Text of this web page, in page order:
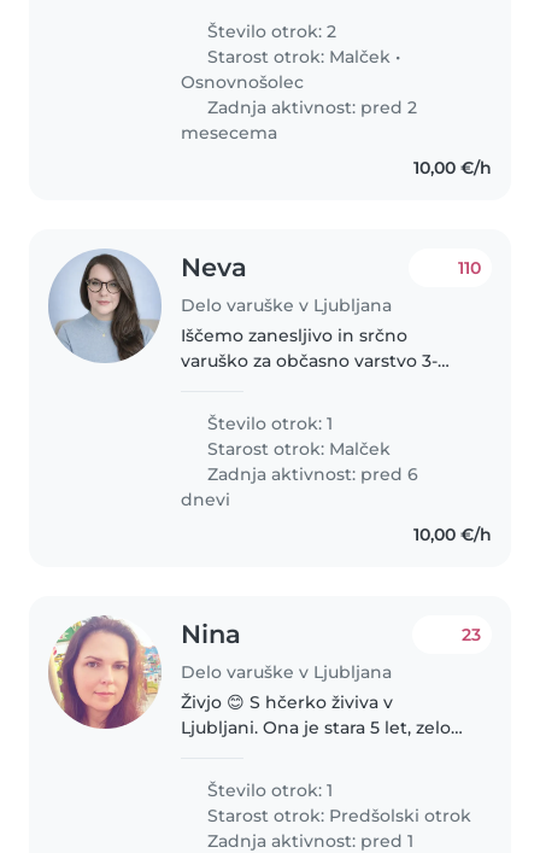
otroka. Potrebujem varstvo
predvsem v večernih urah, za
vikende ter konec tedna. Otroka
sta..
Število otrok: 2
Starost otrok: Malček •
Osnovnošolec
Zadnja aktivnost: pred 2
mesecema
10,00 €/h
Neva
Delo varuške v Ljubljana
110
Iščemo zanesljivo in srčno
varuško za občasno varstvo 3-
prijetna družina 🌿, ki išče pomoč
pri občasnem varstvu
(popoldnevi ali večeri po
dogovoru 🕒). Naš..
Število otrok: 1
Starost otrok: Malček
Zadnja aktivnost: pred 6
dnevi
10,00 €/h
Nina
Delo varuške v Ljubljana
23
Živjo 😊 S hčerko živiva v
Ljubljani. Ona je stara 5 let, zelo
prijazno in zanesljivo varuško za
občasno varstvo, predvsem
nekoga s toplim odnosom..
Število otrok: 1
Starost otrok: Predšolski otrok
Zadnja aktivnost: pred 1